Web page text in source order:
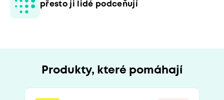
přesto ji lidé podceňují
Produkty, které pomáhají